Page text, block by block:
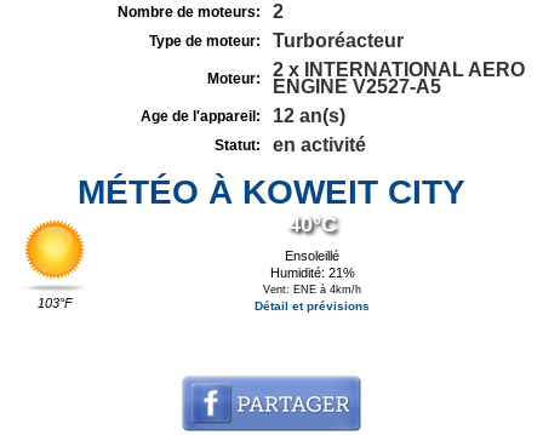
Nombre de moteurs: 2
Type de moteur: Turboréacteur
Moteur:
2 x INTERNATIONAL AERO
ENGINE V2527-A5
Age de l'appareil: 12 an(s)
Statut: en activité
MÉTÉO À KOWEIT CITY
103°F
40°C
Ensoleillé
Humidité: 21%
Vent: ENE à 4km/h
Détail et prévisions